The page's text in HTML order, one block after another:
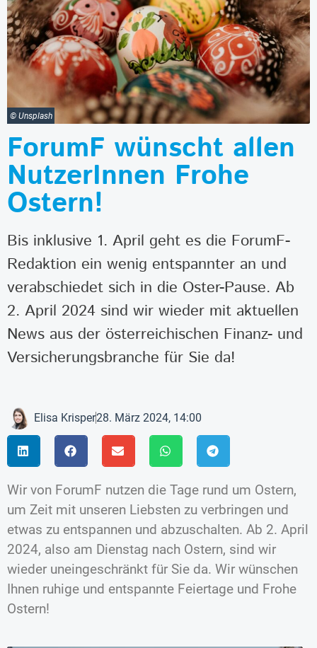
© Unsplash
ForumF wünscht allen
NutzerInnen Frohe
Ostern!
Bis inklusive 1. April geht es die ForumF-
Redaktion ein wenig entspannter an und
verabschiedet sich in die Oster-Pause. Ab
2. April 2024 sind wir wieder mit aktuellen
News aus der österreichischen Finanz- und
Versicherungsbranche für Sie da!
Elisa Krisper28. März 2024, 14:00
Wir von ForumF nutzen die Tage rund um Ostern,
um Zeit mit unseren Liebsten zu verbringen und
etwas zu entspannen und abzuschalten. Ab 2. April
2024, also am Dienstag nach Ostern, sind wir
wieder uneingeschränkt für Sie da. Wir wünschen
Ihnen ruhige und entspannte Feiertage und Frohe
Ostern!